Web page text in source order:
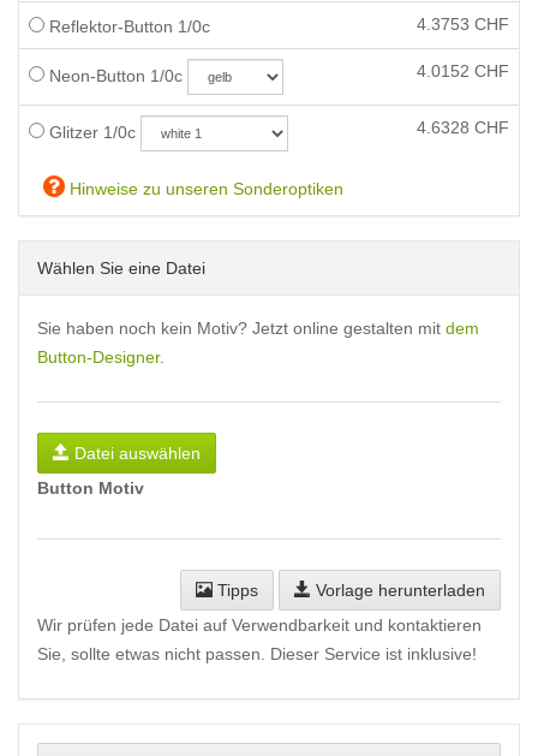
Reflektor-Button 1/0c 4.3753 CHF
Neon-Button 1/0c 4.0152 CHF
Glitzer 1/0c 4.6328 CHF
Hinweise zu unseren Sonderoptiken
Wählen Sie eine Datei
Sie haben noch kein Motiv? Jetzt online gestalten mit dem
Button-Designer.
Datei auswählen
Button Motiv
Tipps
Vorlage herunterladen
Wir prüfen jede Datei auf Verwendbarkeit und kontaktieren
Sie, sollte etwas nicht passen. Dieser Service ist inklusive!